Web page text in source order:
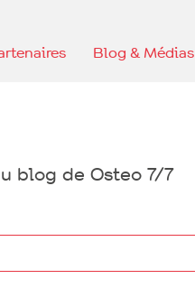
Blog & Médias
blog de Osteo 7/7